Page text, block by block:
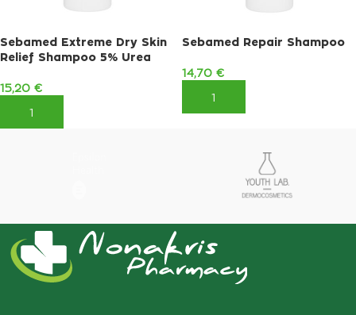
Sebamed Extreme Dry Skin
Relief Shampoo 5% Urea
15,20 €
ΠΡΟΣΘΉΚΗ ΣΤΟ ΚΑΛΆΘΙ
Sebamed Repair Shampoo
14,70 €
ΠΡΟΣΘΉΚΗ ΣΤΟ ΚΑΛΆΘΙ